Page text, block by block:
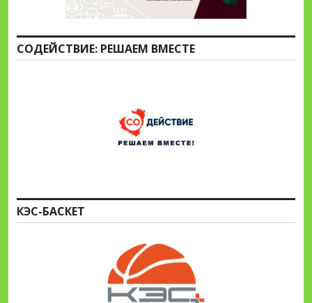
СОДЕЙСТВИЕ: РЕШАЕМ ВМЕСТЕ
КЭС-БАСКЕТ